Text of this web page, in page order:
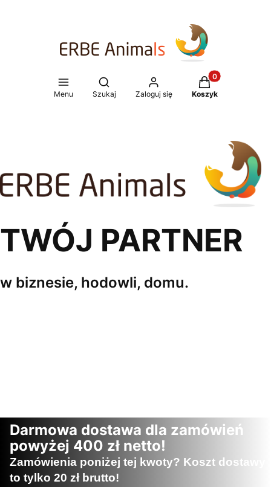
Menu
Otwórz wyszukiwarkę
Szukaj Zaloguj się
Produkty w
Koszyk
TWÓJ PARTNER
w biznesie, hodowli, domu.
Darmowa dostawa dla zamówień
powyżej 400 zł netto!
Zamówienia poniżej tej kwoty? Koszt dostawy
to tylko 20 zł brutto!